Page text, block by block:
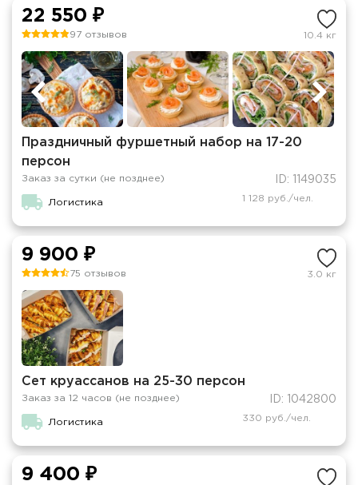
22 550 ₽
97 отзывов 10.4 кг
Праздничный фуршетный набор на 17-20
персон
Заказ за сутки (не позднее) ID: 1149035
Логистика 1 128 руб./чел.
9 900 ₽
75 отзывов 3.0 кг
Сет круассанов на 25-30 персон
Заказ за 12 часов (не позднее) ID: 1042800
Логистика 330 руб./чел.
9 400 ₽